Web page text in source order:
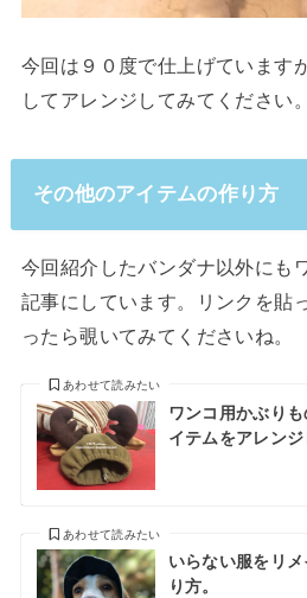
今回は９０度で仕上げています
してアレンジしてみてください。
その他のアイテムの作り方
今回紹介したバンダナ以外にも
記事にしています。リンクを貼
ったら覗いてみてくださいね。
ワンコ用かぶり
イテムをアレンジ
あわせて読みたい
いらない服をリ
り方。
あわせて読みたい